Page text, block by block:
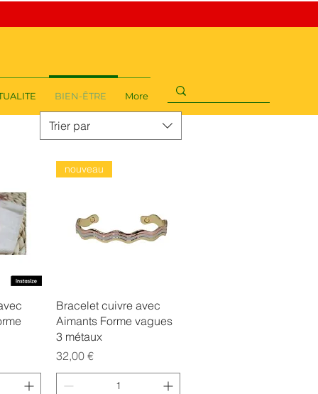
BIEN-ÊTRE More
Trier par
Aperçu rapide
nouveau
Bracelet cuivre avec
Aimants Forme vagues
3 métaux
Prix
32,00 €